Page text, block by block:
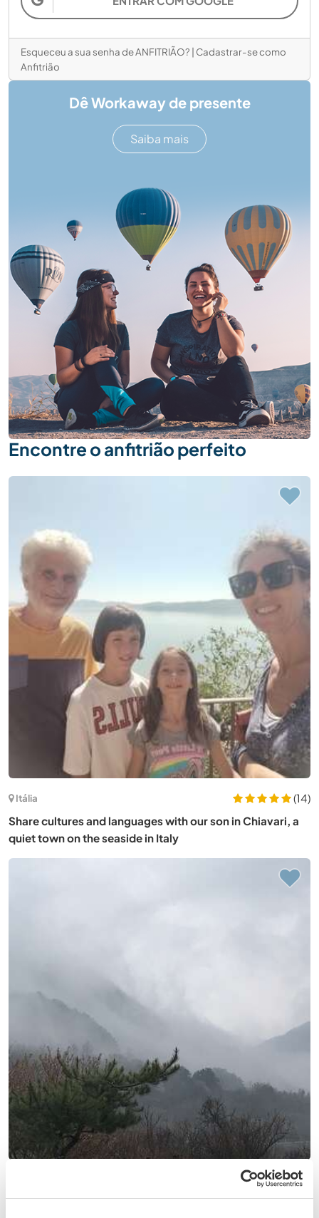
Esqueceu a sua senha de ANFITRIÃO? | Cadastrar-se como
Anfitrião
Dê Workaway de presente
Saiba mais
Encontre o anfitrião perfeito
Itália
(14)
Share cultures and languages with our son in Chiavari, a
quiet town on the seaside in Italy
(12)
Volunteer at a permaculture project in Cholla-nam-do,